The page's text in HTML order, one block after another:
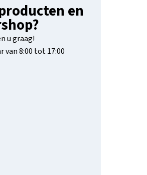
en
u graag!
van 8:00 tot 17:00